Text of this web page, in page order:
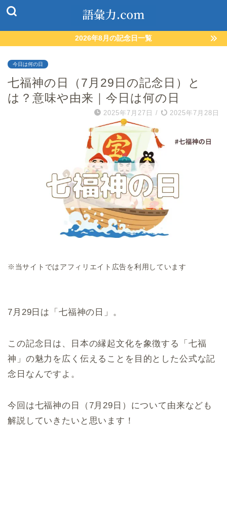
2026年8月の記念日一覧
今日は何の日
七福神の日（7月29日の記念日）と
は？意味や由来｜今日は何の日
2025年7月27日 / 2025年7月28日
※当サイトではアフィリエイト広告を利用しています
7月29日は「七福神の日」。
この記念日は、日本の縁起文化を象徴する「七福
神」の魅力を広く伝えることを目的とした公式な記
念日なんですよ。
今回は七福神の日（7月29日）について由来なども
解説していきたいと思います！